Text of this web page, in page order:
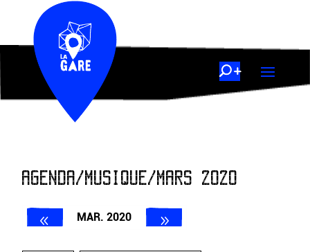
AGENDA/MUSIQUE/MARS 2020
MAR. 2020